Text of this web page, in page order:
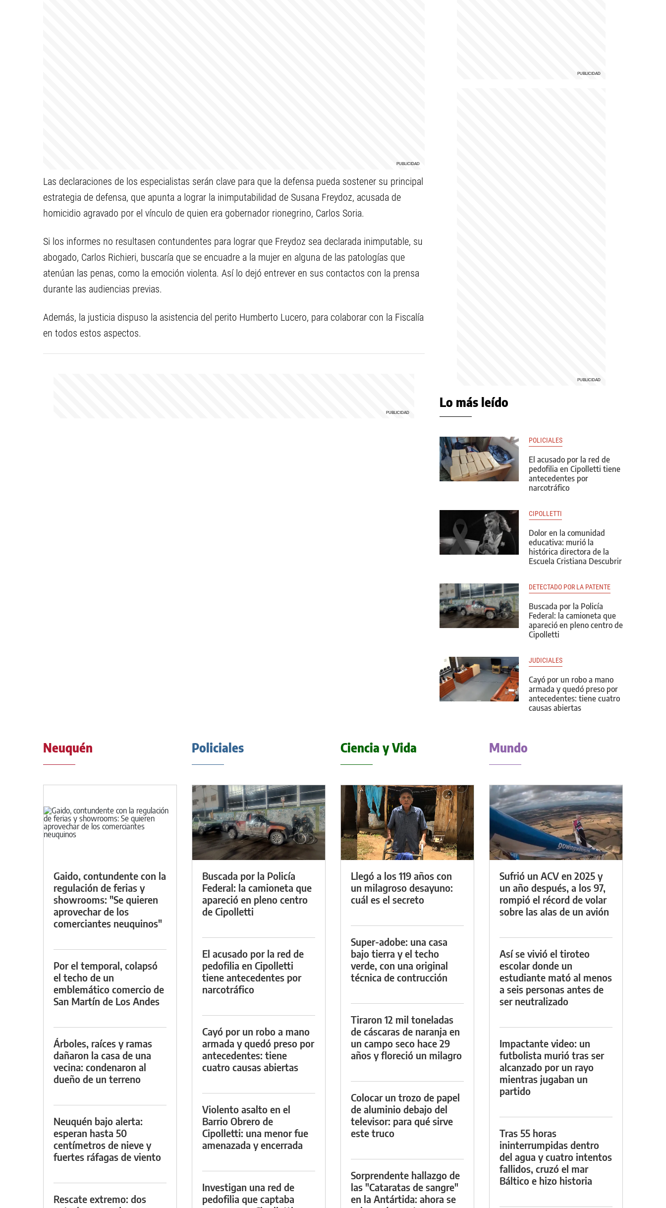
Las declaraciones de los especialistas serán clave para que la defensa pueda sostener su principal
estrategia de defensa, que apunta a lograr la inimputabilidad de Susana Freydoz, acusada de
homicidio agravado por el vínculo de quien era gobernador rionegrino, Carlos Soria.
Si los informes no resultasen contundentes para lograr que Freydoz sea declarada inimputable, su
abogado, Carlos Richieri, buscaría que se encuadre a la mujer en alguna de las patologías que
atenúan las penas, como la emoción violenta. Así lo dejó entrever en sus contactos con la prensa
durante las audiencias previas.
Además, la justicia dispuso la asistencia del perito Humberto Lucero, para colaborar con la Fiscalía
en todos estos aspectos.
Lo más leído
POLICIALES
El acusado por la red de
pedofilia en Cipolletti tiene
antecedentes por
narcotráfico
CIPOLLETTI
Dolor en la comunidad
educativa: murió la
histórica directora de la
Escuela Cristiana Descubrir
DETECTADO POR LA PATENTE
Buscada por la Policía
Federal: la camioneta que
apareció en pleno centro de
Cipolletti
JUDICIALES
Cayó por un robo a mano
armada y quedó preso por
antecedentes: tiene cuatro
causas abiertas
Neuquén
Gaido, contundente con la
regulación de ferias y
showrooms: "Se quieren
aprovechar de los
comerciantes neuquinos"
Por el temporal, colapsó
el techo de un
emblemático comercio de
San Martín de Los Andes
Árboles, raíces y ramas
dañaron la casa de una
vecina: condenaron al
dueño de un terreno
Neuquén bajo alerta:
esperan hasta 50
centímetros de nieve y
fuertes ráfagas de viento
Rescate extremo: dos
Policiales
Buscada por la Policía
Federal: la camioneta que
apareció en pleno centro
de Cipolletti
El acusado por la red de
pedofilia en Cipolletti
tiene antecedentes por
narcotráfico
Cayó por un robo a mano
armada y quedó preso por
antecedentes: tiene
cuatro causas abiertas
Violento asalto en el
Barrio Obrero de
Cipolletti: una menor fue
amenazada y encerrada
Investigan una red de
pedofilia que captaba
Ciencia y Vida
Llegó a los 119 años con
un milagroso desayuno:
cuál es el secreto
Super-adobe: una casa
bajo tierra y el techo
verde, con una original
técnica de contrucción
Tiraron 12 mil toneladas
de cáscaras de naranja en
un campo seco hace 29
años y floreció un milagro
Colocar un trozo de papel
de aluminio debajo del
televisor: para qué sirve
este truco
Sorprendente hallazgo de
las "Cataratas de sangre"
en la Antártida: ahora se
Mundo
Sufrió un ACV en 2025 y
un año después, a los 97,
rompió el récord de volar
sobre las alas de un avión
Así se vivió el tiroteo
escolar donde un
estudiante mató al menos
a seis personas antes de
ser neutralizado
Impactante video: un
futbolista murió tras ser
alcanzado por un rayo
mientras jugaban un
partido
Tras 55 horas
ininterrumpidas dentro
del agua y cuatro intentos
fallidos, cruzó el mar
Báltico e hizo historia